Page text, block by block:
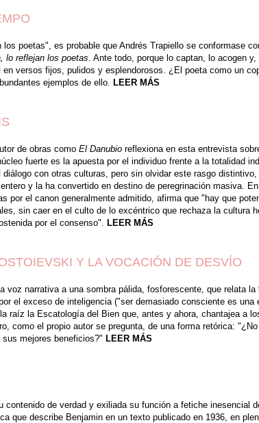
poetas", es probable que Andrés Trapiello se conformase
lo reflejan los poetas . Ante todo, porque lo captan, lo acogen
versos fijos, pulidos y esplendorosos. ¿El poeta como un
ejemplos de ello.
LEER MÁS
de obras comoEl Danubio reflexiona en esta entrevista
fuerte es la apuesta por el individuo frente a la totalidad
diálogo con otras culturas, pero sin olvidar este rasgo
y la ha convertido en destino de peregrinación masiva.
por el canon generalmente admitido, afirma que "hay que
sin caer en el culto de lo excéntrico que rechaza la cultura
por el consenso".
LEER MÁS
Y LA VOCACIÓN DE DESVÍO
voz narrativa a una sombra pálida, fosforescen­te, que relata
el exceso de inteligencia ("ser demasiado consciente es una
raíz la Escatología del Bien que, antes y ahora, chantajea a
como el propio autor se pregunta, de una forma retórica: "¿No
mejores beneficios?" LEER MÁS
contenido de verdad y exiliada su función a fetiche inesencial
que describe Benjamin en un texto publicado en 1936, en